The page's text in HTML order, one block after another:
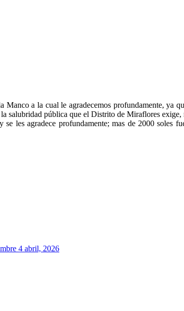
a la cual le agradecemos profundamente, ya
salubridad pública que el Distrito de Miraflores
les agradece profundamente; mas de 2000 soles
4 abril, 2026